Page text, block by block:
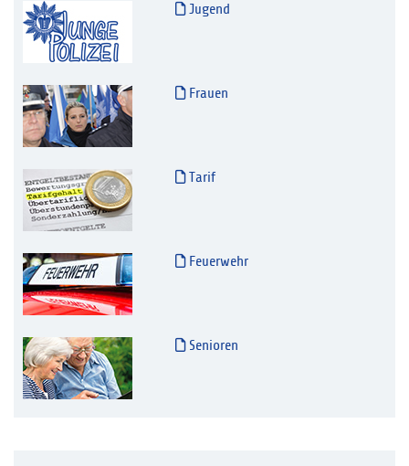
Jugend
Frauen
Tarif
Feuerwehr
Senioren